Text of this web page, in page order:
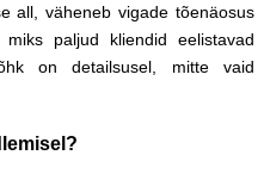
all, väheneb vigade tõenäosus
paljud kliendid eelistavad
on detailsusel, mitte vaid